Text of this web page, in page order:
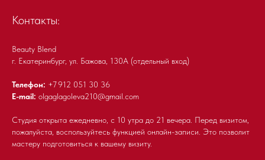
Контакты:
Beauty Blend
г. Екатеринбург, ул. Бажова, 130А (отдельный вход)
Телефон: +7 912 051 30 36
E-mail: olgaglagoleva210@gmail.com
Студия открыта ежедневно, с 10 утра до 21 вечера. Перед визитом,
пожалуйста, воспользуйтесь функцией онлайн-записи. Это позволит
мастеру подготовиться к вашему визиту.